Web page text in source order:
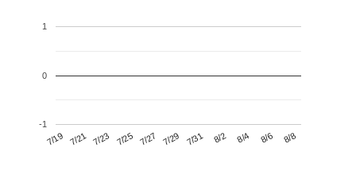
7/19 7/21 7/23 7/25 7/27 7/29 7/31 8/2 8/4 8/6 8/8
-1
0
1